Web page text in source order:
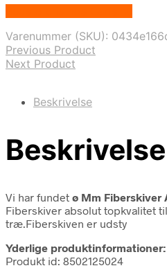
Varenummer (SKU):
Previous Product
Next Product
Beskrivelse
Beskrivelse
Vi har fundet ø Mm Fiberskiver
Fiberskiver absolut topkvalitet
træ.Fiberskiven er udsty
Yderlige produktinformationer:
Produkt id: 8502125024